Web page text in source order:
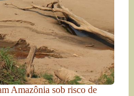
Amazônia sob risco de